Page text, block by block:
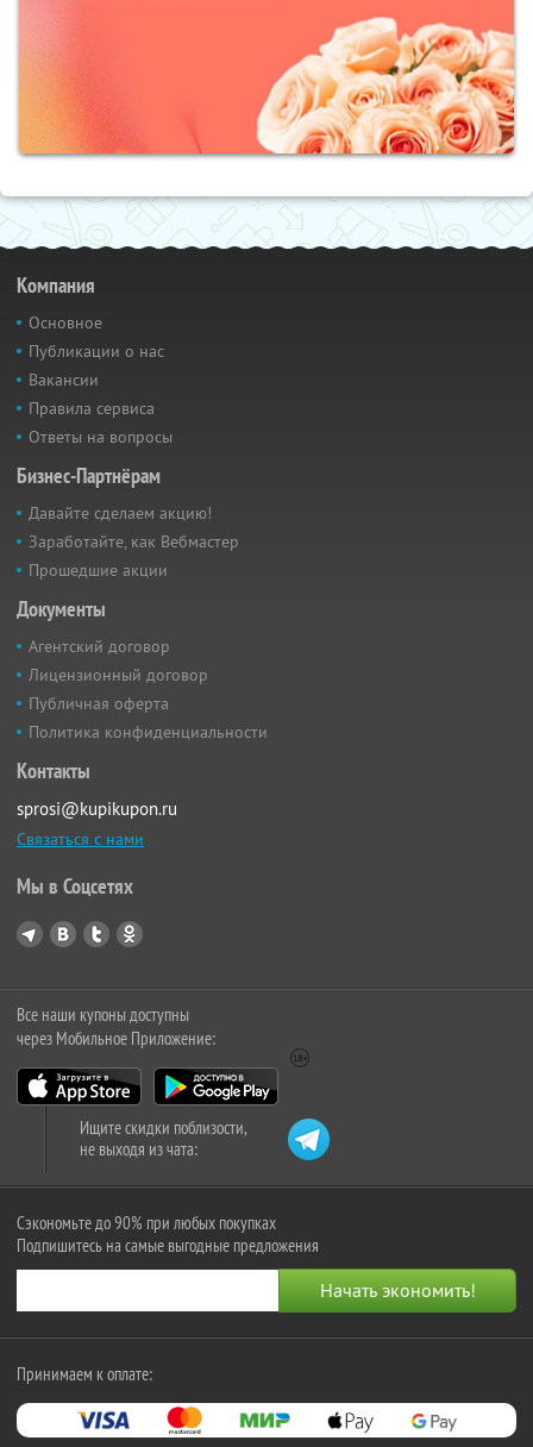
Компания
Основное
Публикации о нас
Вакансии
Правила сервиса
Ответы на вопросы
Бизнес-Партнёрам
Давайте сделаем акцию!
Заработайте, как Вебмастер
Прошедшие акции
Документы
Агентский договор
Лицензионный договор
Публичная оферта
Политика конфиденциальности
Контакты
sprosi@kupikupon.ru
Связаться с нами
Мы в Соцсетях
Все наши купоны доступны
через Мобильное Приложение:
Ищите скидки поблизости,
не выходя из чата:
Сэкономьте до 90% при любых покупках
Подпишитесь на самые выгодные предложения
Принимаем к оплате: